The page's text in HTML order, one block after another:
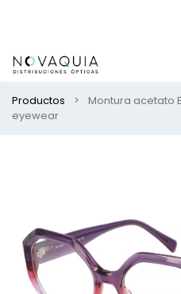
Productos
Montura acetato
eyewear